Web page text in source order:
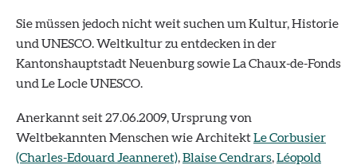
Sie müssen jedoch nicht weit suchen um Kultur, Historie
und UNESCO. Weltkultur zu entdecken in der
Kantonshauptstadt Neuenburg sowie La Chaux-de-Fonds
und Le Locle UNESCO.
Anerkannt seit 27.06.2009, Ursprung von
Weltbekannten Menschen wie ArchitektLe Corbusier
(Charles-Edouard Jeanneret),Blaise Cendrars,Léopold